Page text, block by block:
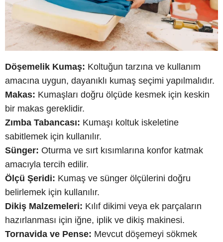
Döşemelik Kumaş: Koltuğun tarzına ve kullanım
amacına uygun, dayanıklı kumaş seçimi yapılmalıdır.
Makas: Kumaşları doğru ölçüde kesmek için keskin
bir makas gereklidir.
Zımba Tabancası: Kumaşı koltuk iskeletine
sabitlemek için kullanılır.
Sünger: Oturma ve sırt kısımlarına konfor katmak
amacıyla tercih edilir.
Ölçü Şeridi: Kumaş ve sünger ölçülerini doğru
belirlemek için kullanılır.
Dikiş Malzemeleri: Kılıf dikimi veya ek parçaların
hazırlanması için iğne, iplik ve dikiş makinesi.
Tornavida ve Pense: Mevcut döşemeyi sökmek